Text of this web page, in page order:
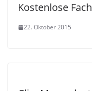
Kostenlose
22. Oktober 2015